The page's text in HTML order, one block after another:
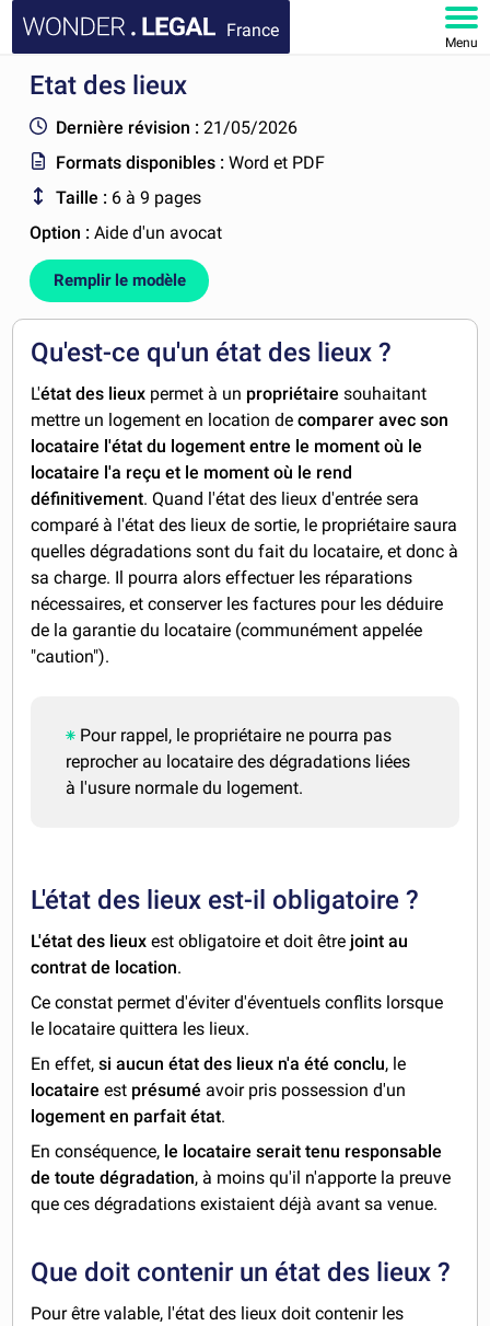
France
Menu
ACCUEIL
DOCUMENTS
FAQ
MON COMPTE
Etat des lieux
Dernière révision : 21/05/2026
Formats disponibles :Word et PDF
Taille : 6 à 9 pages
Option :Aide d'un avocat
Remplir le modèle
Qu'est-ce qu'un état des lieux ?
L'état des lieux permet à un propriétaire souhaitant
mettre un logement en location de comparer avec son
locataire l'état du logement entre le moment où le
locataire l'a reçu et le moment où le rend
définitivement. Quand l'état des lieux d'entrée sera
comparé à l'état des lieux de sortie, le propriétaire saura
quelles dégradations sont du fait du locataire, et donc à
sa charge. Il pourra alors effectuer les réparations
nécessaires, et conserver les factures pour les déduire
de la garantie du locataire (communément appelée
"caution").
Pour rappel, le propriétaire ne pourra pas
reprocher au locataire des dégradations liées
à l'usure normale du logement.
L'état des lieux est-il obligatoire ?
L'état des lieuxest obligatoire et doit être joint au
contrat de location.
Ce constat permet d'éviter d'éventuels conflits lorsque
le locataire quittera les lieux.
En effet, si aucun état des lieux n'a été conclu, le
locataire est présumé avoir pris possession d'un
logement en parfait état.
En conséquence, le locataire serait tenu responsable
de toute dégradation, à moins qu'il n'apporte la preuve
que ces dégradations existaient déjà avant sa venue.
Que doit contenir un état des lieux ?
Pour être valable, l'état des lieux doit contenir les